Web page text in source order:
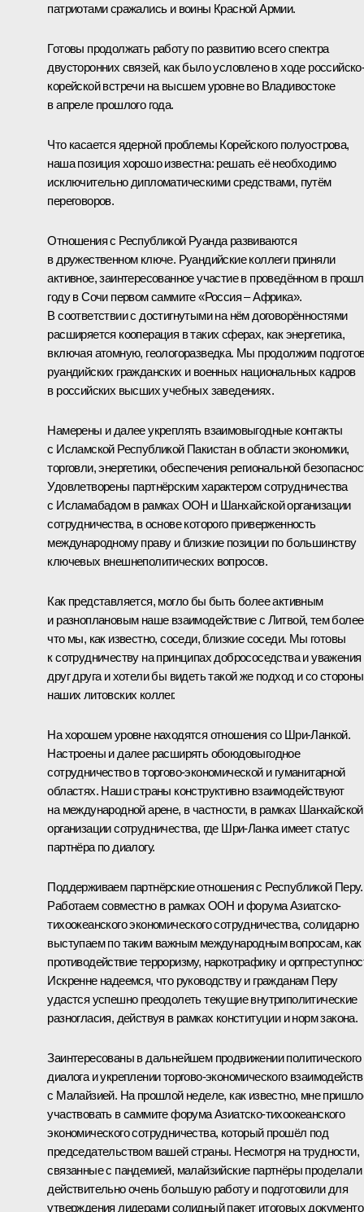
патриотами сражались и воины Красной Армии.
Готовы продолжать работу по развитию всего спектра
двусторонних связей, как было условлено в ходе
корейской встречи на высшем уровне во Владивостоке
в апреле прошлого года.
Что касается ядерной проблемы Корейского полуострова,
наша позиция хорошо известна: решать её необходимо
исключительно дипломатическими средствами, путём
переговоров.
Отношения с Республикой Руанда развиваются
в дружественном ключе. Руандийские коллеги приняли
активное, заинтересованное участие в проведённом в
году в Сочи первом саммите «Россия – Африка».
В соответствии с достигнутыми на нём договорённостями
расширяется кооперация в таких сферах, как энергетика,
включая атомную, геологоразведка. Мы продолжим
руандийских гражданских и военных национальных кадров
в российских высших учебных заведениях.
Намерены и далее укреплять взаимовыгодные контакты
с Исламской Республикой Пакистан в области экономики,
торговли, энергетики, обеспечения региональной
Удовлетворены партнёрским характером сотрудничества
с Исламабадом в рамках ООН и Шанхайской организации
сотрудничества, в основе которого приверженность
международному праву и близкие позиции по большинству
ключевых внешнеполитических вопросов.
Как представляется, могло бы быть более активным
и разноплановым наше взаимодействие с Литвой, тем более
что мы, как известно, соседи, близкие соседи. Мы готовы
к сотрудничеству на принципах добрососедства и уважения
друг друга и хотели бы видеть такой же подход и со стороны
наших литовских коллег.
На хорошем уровне находятся отношения со Шри-Ланкой.
Настроены и далее расширять обоюдовыгодное
сотрудничество в торгово-экономической и гуманитарной
областях. Наши страны конструктивно взаимодействуют
на международной арене, в частности, в рамках Шанхайской
организации сотрудничества, где Шри-Ланка имеет статус
партнёра по диалогу.
Поддерживаем партнёрские отношения с Республикой Перу.
Работаем совместно в рамках ООН и форума Азиатско-
тихоокеанского экономического сотрудничества, солидарно
выступаем по таким важным международным вопросам, как
противодействие терроризму, наркотрафику и
Искренне надеемся, что руководству и гражданам Перу
удастся успешно преодолеть текущие внутриполитические
разногласия, действуя в рамках конституции и норм закона.
Заинтересованы в дальнейшем продвижении политического
диалога и укреплении торгово-экономического
с Малайзией. На прошлой неделе, как известно, мне
участвовать в саммите форума Азиатско-тихоокеанского
экономического сотрудничества, который прошёл под
председательством вашей страны. Несмотря на трудности,
связанные с пандемией, малайзийские партнёры проделали
действительно очень большую работу и подготовили для
утверждения лидерами солидный пакет итоговых